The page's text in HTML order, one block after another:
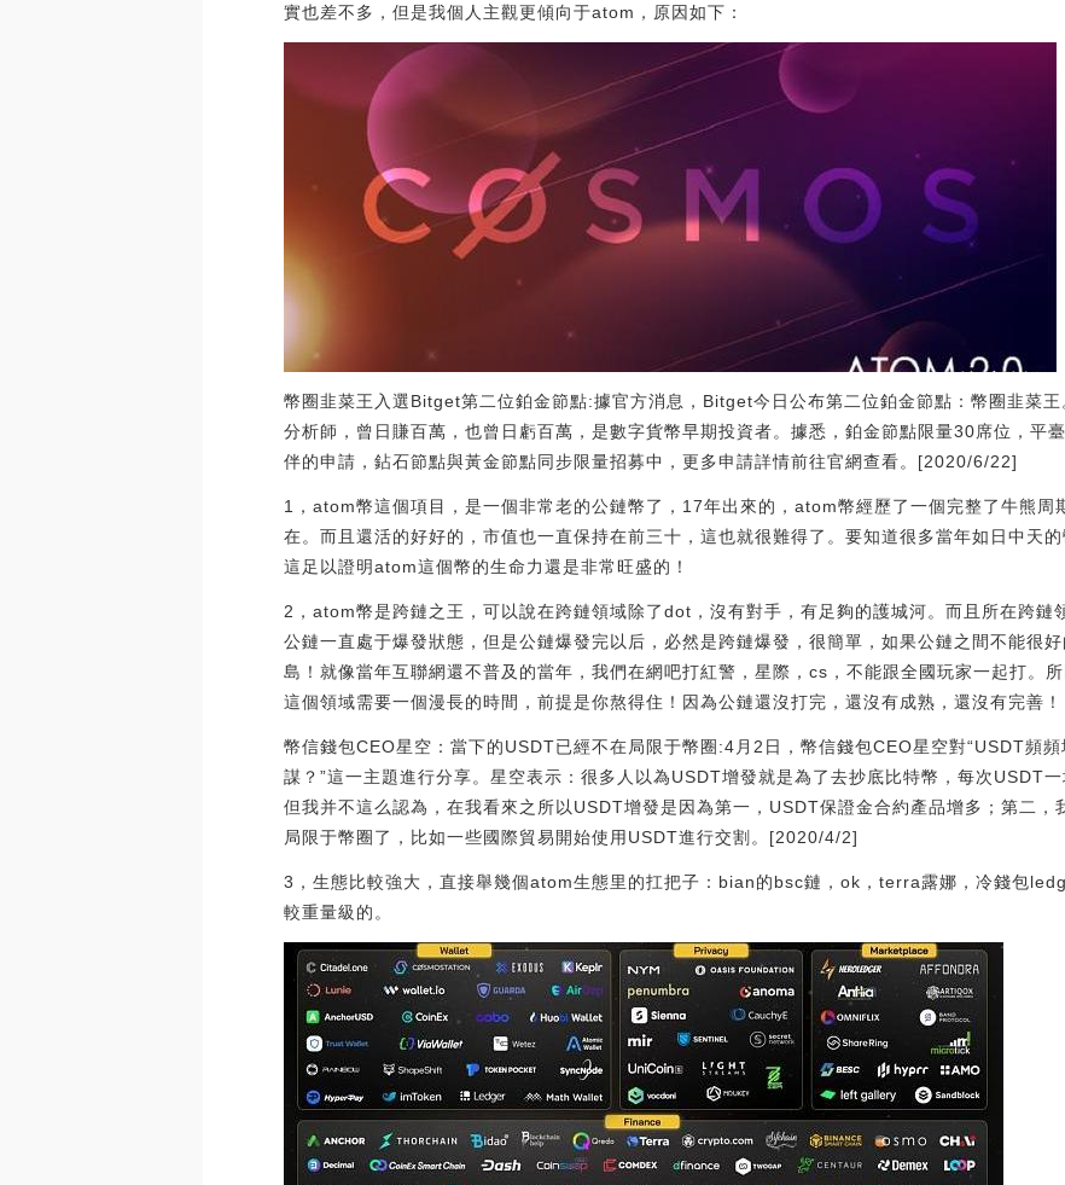
實也差不多，但是我個人主觀更傾向于atom，原因如下：
幣圈韭菜王入選Bitget第二位鉑金節點:據官方消息，Bitget今日公布第二位鉑金節點：幣圈韭菜
分析師，曾日賺百萬，也曾日虧百萬，是數字貨幣早期投資者。據悉，鉑金節點限量30席位，平
伴的申請，鉆石節點與黃金節點同步限量招募中，更多申請詳情前往官網查看。[2020/6/22]
1，atom幣這個項目，是一個非常老的公鏈幣了，17年出來的，atom幣經歷了一個完整了牛熊周
在。而且還活的好好的，市值也一直保持在前三十，這也就很難得了。要知道很多當年如日中天
這足以證明atom這個幣的生命力還是非常旺盛的！
2，atom幣是跨鏈之王，可以說在跨鏈領域除了dot，沒有對手，有足夠的護城河。而且所在跨鏈
公鏈一直處于爆發狀態，但是公鏈爆發完以后，必然是跨鏈爆發，很簡單，如果公鏈之間不能很
島！就像當年互聯網還不普及的當年，我們在網吧打紅警，星際，cs，不能跟全國玩家一起打。
這個領域需要一個漫長的時間，前提是你熬得住！因為公鏈還沒打完，還沒有成熟，還沒有完善！
幣信錢包CEO星空：當下的USDT已經不在局限于幣圈:4月2日，幣信錢包CEO星空對“USDT頻
謀？”這一主題進行分享。星空表示：很多人以為USDT增發就是為了去抄底比特幣，每次USDT
但我并不這么認為，在我看來之所以USDT增發是因為第一，USDT保證金合約產品增多；第二，
局限于幣圈了，比如一些國際貿易開始使用USDT進行交割。[2020/4/2]
3，生態比較強大，直接舉幾個atom生態里的扛把子：bian的bsc鏈，ok，terra露娜，冷錢包
較重量級的。